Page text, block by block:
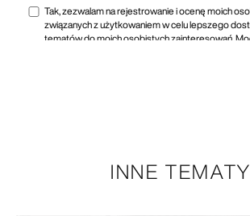
INNE TEMATY